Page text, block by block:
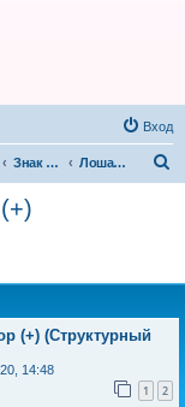
Вход
Знак Лошади Лошадь-Водолей / Профессор (+)
(+) (Структурный
14:48
1 2